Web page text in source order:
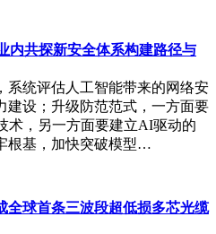
内共探新安全体系构建路径与
系统评估人工智能带来的网络安
建设；升级防范范式，一方面要
术，另一方面要建立AI驱动的
根基，加快突破模型…
全球首条三波段超低损多芯光缆